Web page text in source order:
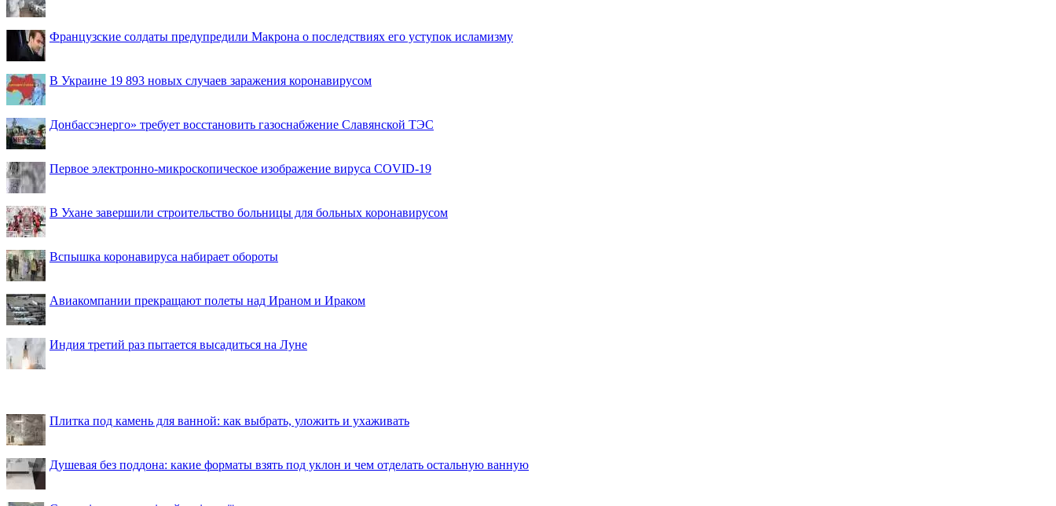
Французские солдаты предупредили Макрона о последствиях его уступок исламизму
В Украине 19 893 новых случаев заражения коронавирусом
Донбассэнерго» требует восстановить газоснабжение Славянской ТЭС
Первое электронно-микроскопическое изображение вируса COVID-19
В Ухане завершили строительство больницы для больных коронавирусом
Вспышка коронавируса набирает обороты
Авиакомпании прекращают полеты над Ираном и Ираком
Индия третий раз пытается высадиться на Луне
Плитка под камень для ванной: как выбрать, уложить и ухаживать
Душевая без поддона: какие форматы взять под уклон и чем отделать остальную ванную